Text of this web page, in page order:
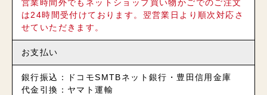
営業時間外でもネットショップ買い物かごでのご注文
は24時間受付けております。翌営業日より順次対応さ
せていただきます。
お支払い
銀行振込：ドコモSMTBネット銀行・豊田信用金庫
代金引換：ヤマト運輸